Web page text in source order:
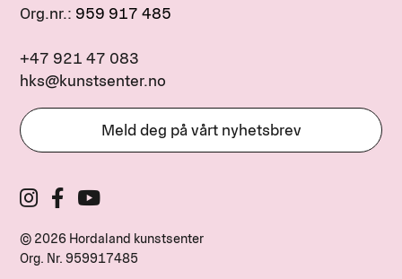
Org.nr.: 959 917 485
+47 921 47 083
hks@kunstsenter.no
Meld deg på vårt nyhetsbrev
© 2026 Hordaland kunstsenter
Org. Nr. 959917485